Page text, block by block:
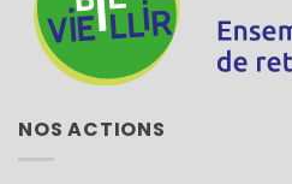
NOS ACTIONS